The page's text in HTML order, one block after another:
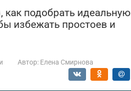
как подобрать идеальную
избежать простоев и
Автор: Елена Смирнова